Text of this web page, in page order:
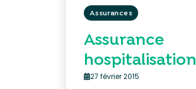
Assurances
Assurance
hospitalisation
27 février 2015